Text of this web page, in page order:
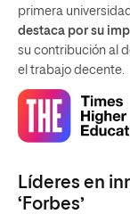
primera
destaca por su
su contribución al
el trabajo decente.
Líderes en
‘Forbes’